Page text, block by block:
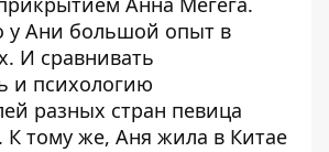
у Ани большой опыт в
И сравнивать
и психологию
разных стран певица
К тому же, Аня жила в Китае